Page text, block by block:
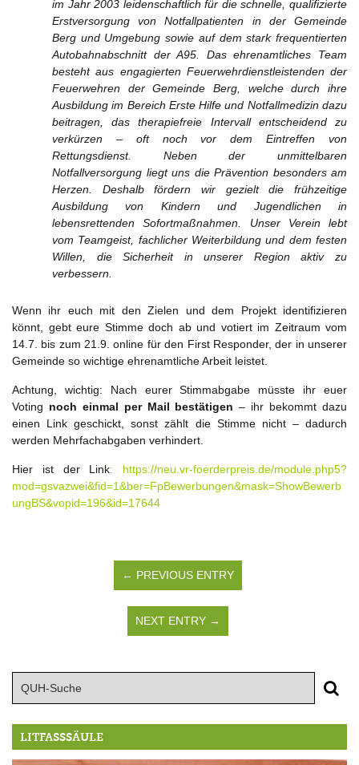
im Jahr 2003 leidenschaftlich für die schnelle, qualifizierte
Erstversorgung von Notfallpatienten in der Gemeinde
Berg und Umgebung sowie auf dem stark frequentierten
Autobahnabschnitt der A95. Das ehrenamtliches Team
besteht aus engagierten Feuerwehrdienstleistenden der
Feuerwehren der Gemeinde Berg, welche durch ihre
Ausbildung im Bereich Erste Hilfe und Notfallmedizin dazu
beitragen, das therapiefreie Intervall entscheidend zu
verkürzen – oft noch vor dem Eintreffen von
Rettungsdienst. Neben der unmittelbaren
Notfallversorgung liegt uns die Prävention besonders am
Herzen. Deshalb fördern wir gezielt die frühzeitige
Ausbildung von Kindern und Jugendlichen in
lebensrettenden Sofortmaßnahmen. Unser Verein lebt
vom Teamgeist, fachlicher Weiterbildung und dem festen
Willen, die Sicherheit in unserer Region aktiv zu
verbessern.
Wenn ihr euch mit den Zielen und dem Projekt identifizieren
könnt, gebt eure Stimme doch ab und votiert im Zeitraum vom
14.7. bis zum 21.9. online für den First Responder, der in unserer
Gemeinde so wichtige ehrenamtliche Arbeit leistet.
Achtung, wichtig: Nach eurer Stimmabgabe müsste ihr euer
Voting noch einmal per Mail bestätigen – ihr bekommt dazu
einen Link geschickt, sonst zählt die Stimme nicht – dadurch
werden Mehrfachabgaben verhindert.
Hier ist der Link: https://neu.vr-foerderpreis.de/module.php5?
mod=gsvazwei&fid=1&ber=FpBewerbungen&mask=ShowBewerb
ungBS&vopid=196&id=17644
← PREVIOUS ENTRY
NEXT ENTRY →
LITFASSSÄULE